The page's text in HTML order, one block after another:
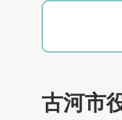
古河市